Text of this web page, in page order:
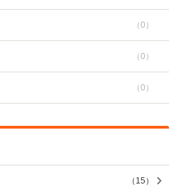
（0 ）
（0 ）
（0 ）
（ 15 ）